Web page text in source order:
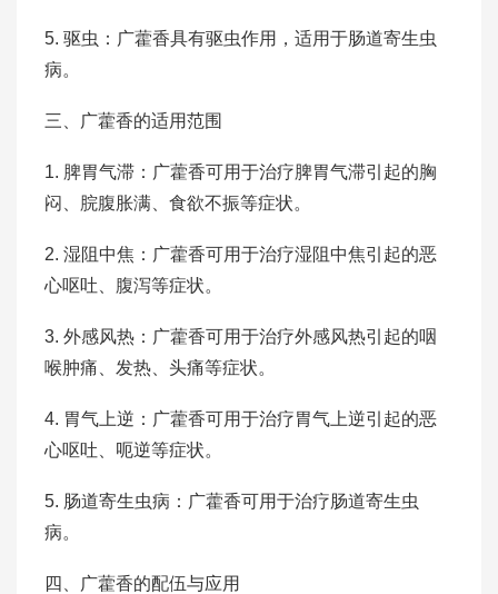
5. 驱虫：广藿香具有驱虫作用，适用于肠道寄生虫
病。
三、广藿香的适用范围
1. 脾胃气滞：广藿香可用于治疗脾胃气滞引起的胸
闷、脘腹胀满、食欲不振等症状。
2. 湿阻中焦：广藿香可用于治疗湿阻中焦引起的恶
心呕吐、腹泻等症状。
3. 外感风热：广藿香可用于治疗外感风热引起的咽
喉肿痛、发热、头痛等症状。
4. 胃气上逆：广藿香可用于治疗胃气上逆引起的恶
心呕吐、呃逆等症状。
5. 肠道寄生虫病：广藿香可用于治疗肠道寄生虫
病。
四、广藿香的配伍与应用